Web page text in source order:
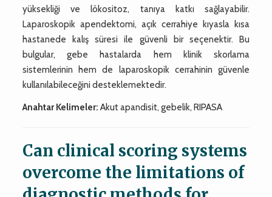
yüksekliği ve lökositoz, tanıya katkı sağlayabilir.
Laparoskopik apendektomi, açık cerrahiye kıyasla kısa
hastanede kalış süresi ile güvenli bir seçenektir. Bu
bulgular, gebe hastalarda hem klinik skorlama
sistemlerinin hem de laparoskopik cerrahinin güvenle
kullanılabileceğini desteklemektedir.
Anahtar Kelimeler: Akut apandisit, gebelik, RIPASA
Can clinical scoring systems
overcome the limitations of